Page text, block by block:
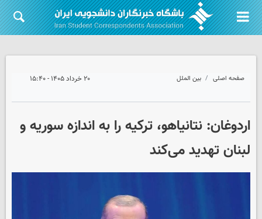
صفحه اصلی بین الملل ۲۰ خرداد ۱۴۰۵ - ۱۵:۴۰
اردوغان: نتانیاهو، ترکیه را به اندازه سوریه و
لبنان تهدید می‌کند